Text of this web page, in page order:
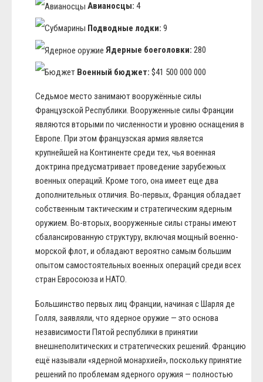
Авианосцы: 4
Подводные лодки: 9
Ядерные боеголовки: 280
Военный бюджет: $41 500 000 000
Седьмое место занимают вооружённые силы
Французской Республики. Вооруженные силы Франции
являются вторыми по численности и уровню оснащения в
Европе. При этом французская армия является
крупнейшей на Континенте среди тех, чья военная
доктрина предусматривает проведение зарубежных
военных операций. Кроме того, она имеет еще два
дополнительных отличия. Во-первых, Франция обладает
собственным тактическим и стратегическим ядерным
оружием. Во-вторых, вооруженные силы страны имеют
сбалансированную структуру, включая мощный военно-
морской флот, и обладают вероятно самым большим
опытом самостоятельных военных операций среди всех
стран Евросоюза и НАТО.
Большинство первых лиц Франции, начиная с Шарля де
Голля, заявляли, что ядерное оружие — это основа
независимости Пятой республики в принятии
внешнеполитических и стратегических решений. Францию
ещё называли «ядерной монархией», поскольку принятие
решений по проблемам ядерного оружия — полностью